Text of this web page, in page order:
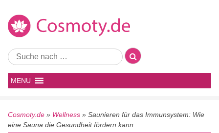
MENU
Cosmoty.de » Wellness » Saunieren für das Immunsystem: Wie
eine Sauna die Gesundheit fördern kann